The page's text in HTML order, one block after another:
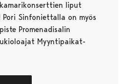
liput
Sinfoniettalla on myös
Promenadisalin
Myyntipaikat-